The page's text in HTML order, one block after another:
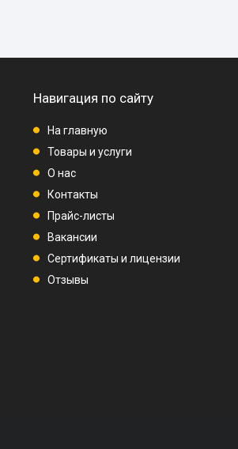
Навигация по сайту
На главную
Товары и услуги
О нас
Контакты
Прайс-листы
Вакансии
Сертификаты и лицензии
Отзывы